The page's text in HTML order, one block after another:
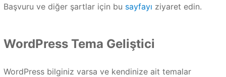
Başvuru ve diğer şartlar için bu sayfayı ziyaret edin.
WordPress Tema Geliştici
WordPress bilginiz varsa ve kendinize ait temalar